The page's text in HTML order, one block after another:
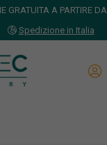
GRATUITA A PARTIRE DA
Spedizione in Italia